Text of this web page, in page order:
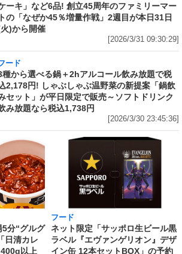
ーキ」など6品! 創立45周年のファミリーマー
トの「なぜか45％増量作戦」2週目が本日31日
)から開催
[2026/3/31 09:30:29]
ード
種から選べる鍋＋2hアルコール飲み放題で税
2,178円! しゃぶしゃぶ温野菜の新提案「鍋飲
セット」が平日限定で販売～ソフトドリンク
み放題なら税込1,738円
[2026/3/30 23:45:36]
分“グルグ
日清カレ
以上
フード
ネット限定「サッポロ生ビール黒
ラベル『エヴァンゲリオン』デザ
イン缶 12本セットBOX」の予約